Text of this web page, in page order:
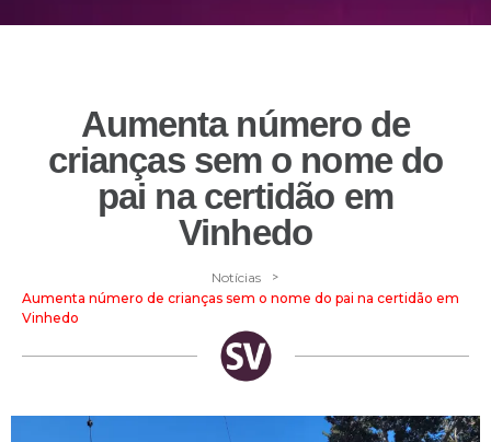
Aumenta número de
crianças sem o nome do
pai na certidão em
Vinhedo
Notícias >
Aumenta número de crianças sem o nome do pai na certidão em
Vinhedo